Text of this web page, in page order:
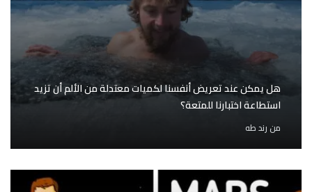
هل يمكن عند تعريض أنفسنا لكميات معتدلة من الألم أن تزيد
استطاعة اختبارنا للمتعة؟
من رند طه